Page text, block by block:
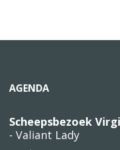
AGENDA
Scheepsbezoek
- Valiant Lady